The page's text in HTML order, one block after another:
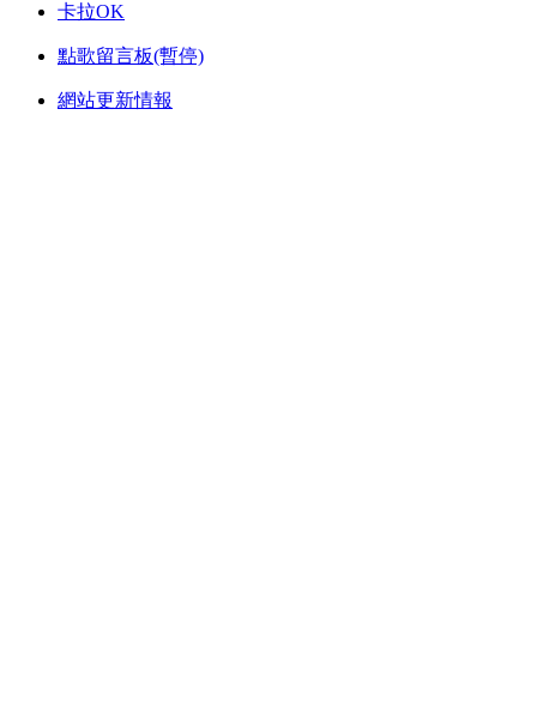
卡拉OK
點歌留言板(暫停)
網站更新情報